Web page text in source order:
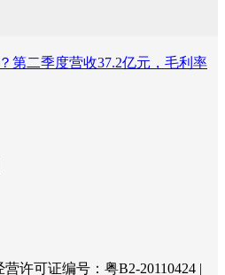
第二季度营收37.2亿元，毛利率
许可证编号：粤B2-20110424 |